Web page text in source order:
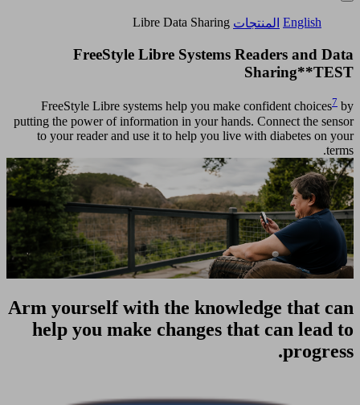
English المنتجات Libre Data Sharing
FreeStyle Libre Systems Readers and Data
Sharing**TEST
FreeStyle Libre systems help you make confident choices7 by
putting the power of information in your hands. Connect the sensor
to your reader and use it to help you live with diabetes on your
terms.
Arm yourself with the knowledge that can
help you make changes that can lead to
progress.